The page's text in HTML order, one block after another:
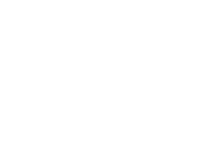
paliar esta realidad es que en los
es mucho más atractiva y satisfactoria
por la relación y comunicación con las
los pueblos frente a las ciudades.
pero esto es otro tema pues
en un pueblo, y yo lo he hecho.
puedo afirmar que los médicos
población limitada, estable y bien